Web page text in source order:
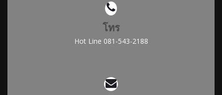
โทร
Hot Line 081-543-2188